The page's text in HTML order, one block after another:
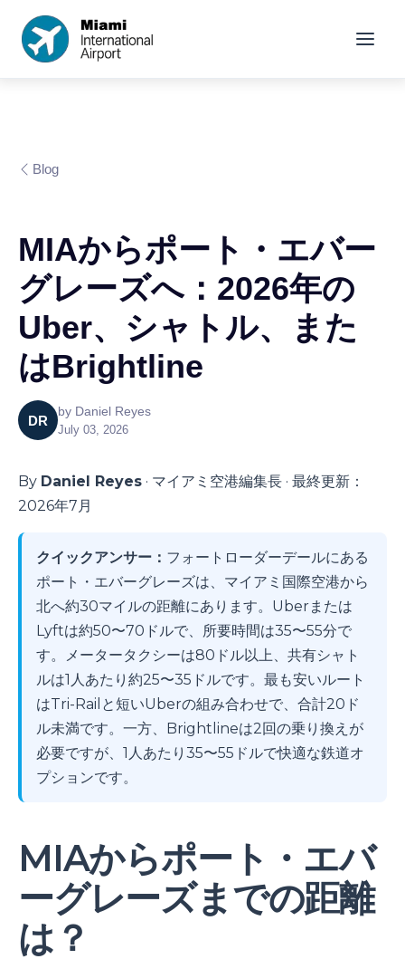
Blog
MIAからポート・エバー
グレーズへ：2026年の
Uber、シャトル、また
はBrightline
DR
by Daniel Reyes
July 03, 2026
By Daniel Reyes · マイアミ空港編集長 · 最終更新：
2026年7月
クイックアンサー： フォートローダーデールにある
ポート・エバーグレーズは、マイアミ国際空港から
北へ約30マイルの距離にあります。Uberまたは
Lyftは約50〜70ドルで、所要時間は35〜55分で
す。メータータクシーは80ドル以上、共有シャト
ルは1人あたり約25〜35ドルです。最も安いルート
はTri-Railと短いUberの組み合わせで、合計20ド
ル未満です。一方、Brightlineは2回の乗り換えが
必要ですが、1人あたり35〜55ドルで快適な鉄道オ
プションです。
MIAからポート・エバ
ーグレーズまでの距離
は？